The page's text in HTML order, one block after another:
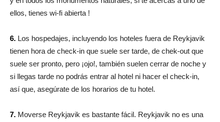
ellos, tienes wi-fi abierta !
6. Los hospedajes, incluyendo los hoteles fuera de Reykjavik
tienen hora de check-in que suele ser tarde, de chek-out que
suele ser pronto, pero ¡ojo!, también suelen cerrar de noche y
si llegas tarde no podrás entrar al hotel ni hacer el check-in,
así que, asegúrate de los horarios de tu hotel.
7. Moverse Reykjavik es bastante fácil. Reykjavik no es una